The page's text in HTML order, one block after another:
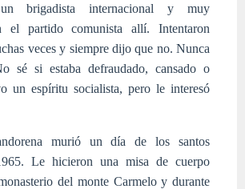
brigadista internacional y muy
el partido comunista allí. Intentaron
veces y siempre dijo que no. Nunca
sé si estaba defraudado, cansado o
un espíritu socialista, pero le interesó
murió un día de los santos
Le hicieron una misa de cuerpo
del monte Carmelo y durante